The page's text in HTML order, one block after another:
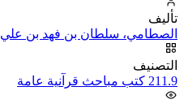
تأليف
الصطامي، سلطان بن فهد بن علي
التصنيف
211.9 كتب مباحث قرآنية عامة